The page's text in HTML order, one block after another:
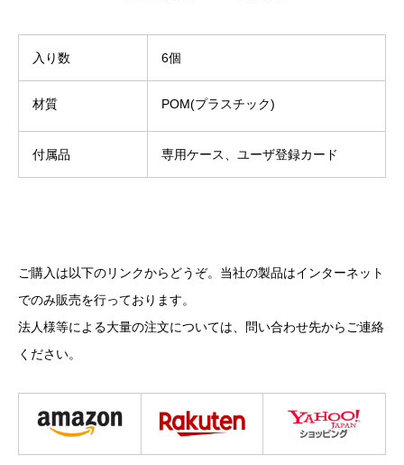
入り数 6個
材質 POM(プラスチック)
付属品 専用ケース、ユーザ登録カード
ご購入は以下のリンクからどうぞ。当社の製品はインターネット
でのみ販売を行っております。
法人様等による大量の注文については、問い合わせ先からご連絡
ください。